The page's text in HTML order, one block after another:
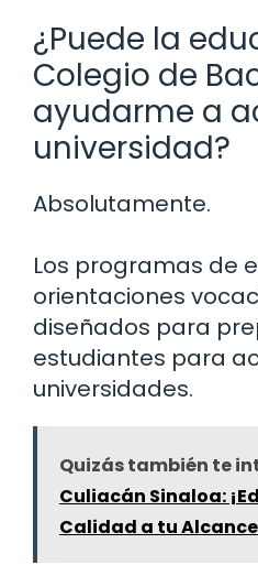
¿Puede la
Colegio de
ayudarme a
universidad?
Absolutamente.
Los programas de
orientaciones
diseñados para
estudiantes para
universidades.
Quizás también te
Culiacán Sinaloa:
Calidad a tu